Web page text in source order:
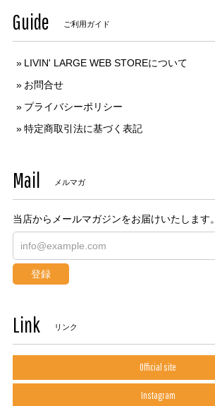
Guide ご利用ガイド
LIVIN' LARGE WEB STOREについて
お問合せ
プライバシーポリシー
特定商取引法に基づく表記
Mail メルマガ
当店からメールマガジンをお届けいたします。
登録
Link リンク
Official site
Instagram